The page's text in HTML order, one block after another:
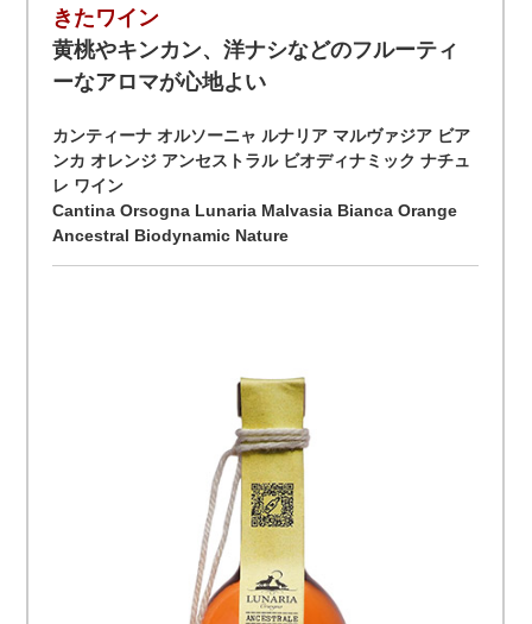
きたワイン
黄桃やキンカン、洋ナシなどのフルーティ
ーなアロマが心地よい
カンティーナ オルソーニャ ルナリア マルヴァジア ビア
ンカ オレンジ アンセストラル ビオディナミック ナチュ
レ ワイン
Cantina Orsogna Lunaria Malvasia Bianca Orange
Ancestral Biodynamic Nature